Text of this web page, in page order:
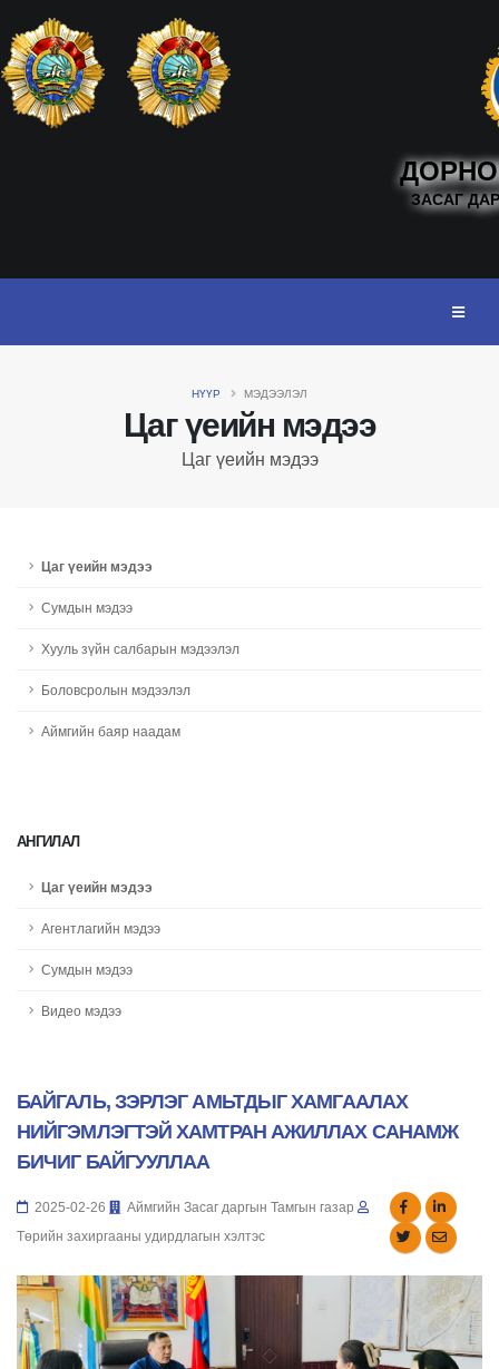
ЗАСАГ
Цаг үеийн мэдээ
Цаг үеийн мэдээ
НҮҮР МЭДЭЭЛЭЛ
Цаг үеийн мэдээ
Сумдын мэдээ
Хууль зүйн салбарын мэдээлэл
Боловсролын мэдээлэл
Аймгийн баяр наадам
АНГИЛАЛ
Цаг үеийн мэдээ
Агентлагийн мэдээ
Сумдын мэдээ
Видео мэдээ
БАЙГАЛЬ, ЗЭРЛЭГ АМЬТДЫГ ХАМГААЛАХ
НИЙГЭМЛЭГТЭЙ ХАМТРАН АЖИЛЛАХ САНАМЖ
БИЧИГ БАЙГУУЛЛАА
2025-02-26
Аймгийн Засаг даргын Тамгын газар
Төрийн захиргааны удирдлагын хэлтэс